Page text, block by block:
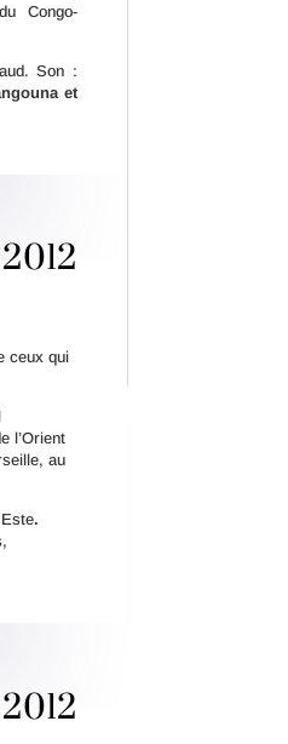
Congo-
Son :
et
2012
ceux qui
l’Orient
au
.
2012